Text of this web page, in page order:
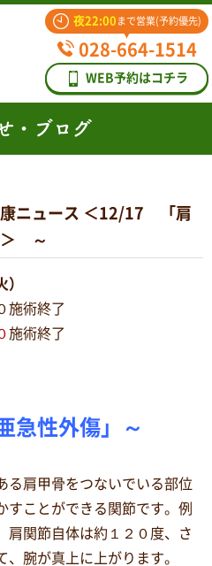
夜22:00 まで営業(予約優先)
028-664-1514
WEB予約はコチラ
・ブログ
ュース ＜12/17 「肩
＞ ～
）
施術終了
施術終了
急性外傷」～
る肩甲骨をつないでいる部位
すことができる関節です。例
肩関節自体は約１２０度、さ
、腕が真上に上がります。